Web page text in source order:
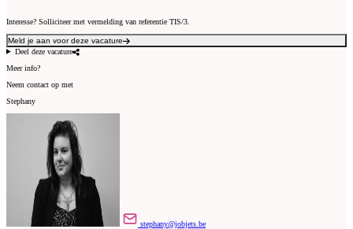
Interesse? Solliciteer met vermelding van referentie TIS/3.
Meld je aan voor deze vacature
Deel deze vacature
Meer info?
Neem contact op met
Stephany
stephany@jobjets.be